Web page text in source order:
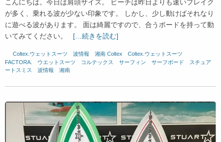
こんにちは。今日は肩頭サイズ。 ビーチは昨日よりも速いブレイク
が多く、乗れる波が少ない印象です。 しかし、少し動けばそれなり
に遊べる波があります。 面は綺麗ですので、合うボードを持って動
いてみてください。 […続きを読む]
Coltex.ウェットスーツ 波情報 湘南 Coltex Coltex.ウェットスーツ
FACTORA.
ウエットスーツ コルテックス サーフィン サーフボード
スチュア
ートスミス
波情報 湘南